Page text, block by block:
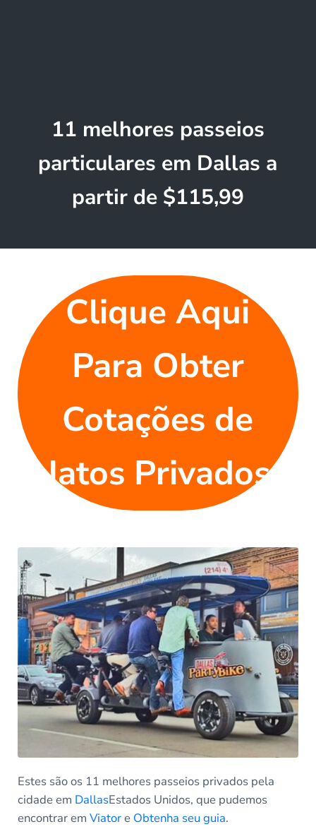
11 melhores passeios
particulares em Dallas a
partir de $115,99
Clique Aqui
Para Obter
Cotações de
Jatos Privados
Estes são os 11 melhores passeios privados pela
cidade em DallasEstados Unidos, que pudemos
encontrar em Viatore Obtenha seu guia.